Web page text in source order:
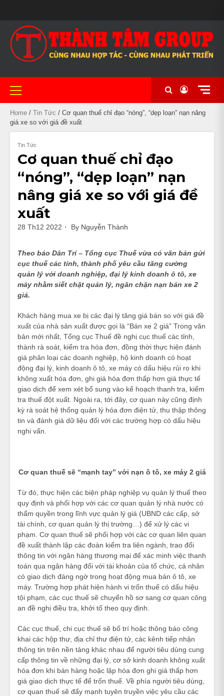
content
HÀNH
ĐỒSÁCH
BẢO
MẬT
XE
MÁY
CHẤT
(KHÔNG
ĐỀ)
ĐA
DẠNG
DÒNG
XE
NHẬP
KHẨU
CHẠY
LƯỚT
CÔN
TAY
THỂ
THAO
NỮ
ĐẸP
KHỐI
LỚN
KHÁCH
SẠN
UY
TÍN
TẠI
Primary
Menu
Home / Tin Tức / Cơ quan thuế chỉ đạo “nóng”, “dẹp loạn” nạn nâng
giá xe so với giá đề xuất
Tin Tức
Cơ quan thuế chỉ đạo
“nóng”, “dẹp loạn” nạn
nâng giá xe so với giá đề
xuất
28 Th12 2022 By Nguyễn Thành
Theo báo Dân Trí – Tổng cục Thuế vừa có văn bản gửi
cục thuế các tỉnh, thành phố yêu cầu tăng cường
quản lý với doanh nghiệp, đại lý kinh doanh ô tô, xe
máy nhằm siết chặt quản lý, ngăn chặn nạn bán xe 2
giá.
Khách hàng mua xe bị các đại lý tăng giá bán so với giá đề
xuất của nhà sản xuất được gọi là “Bán xe 2 giá” Trong văn
bản mới nhất, Tổng cục Thuế đề nghị cục thuế các tỉnh,
thành rà soát, kiểm tra hóa đơn, đồng thời thực hiện đánh
giá phân loại các doanh nghiệp, hộ kinh doanh có hoạt
động đại lý, kinh doanh ô tô, xe máy có dấu hiệu rủi ro khi
không xuất hóa đơn, ghi giá hóa đơn thấp hơn giá thực tế
giao dịch để xem xét bổ sung vào kế hoạch thanh tra, kiểm
tra thuế đột xuất. Ngoài ra, tới đây, cơ quan này cũng định
kỳ rà soát hệ thống quản lý hóa đơn điện tử, thu thập thông
tin và đánh giá dữ liệu đối với các trường hợp có dấu hiệu
nghi vấn.
Cơ quan thuế sẽ “mạnh tay” với nạn ô tô, xe máy 2 giá
Từ đó, thực hiện các biện pháp nghiệp vụ quản lý thuế theo
quy định và phối hợp với các cơ quan quản lý nhà nước có
thẩm quyền trong lĩnh vực quản lý giá (UBND các cấp, sở
tài chính, cơ quan quản lý thị trường…) để xử lý các vi
phạm. Cơ quan thuế sẽ phối hợp với các cơ quan liên quan
đề xuất thành lập các đoàn kiểm tra liên ngành, trao đổi
thông tin với ngân hàng thương mại để xác minh việc thanh
toán qua ngân hàng đối với tài khoản của tổ chức, cá nhân
có giao dịch đáng ngờ trong hoạt động mua bán ô tô, xe
máy. Trường hợp phát hiện hành vi trốn thuế có dấu hiệu
tội phạm, các cục thuế sẽ chuyển hồ sơ sang cơ quan công
an đề nghị điều tra, khởi tố theo quy định.
Các cục thuế, chi cục thuế sẽ bố trí hoặc thông báo công
khai các hộp thư, địa chỉ thư điện tử, các kênh tiếp nhận
thông tin trên nền tảng khác nhau để người tiêu dùng cung
cấp thông tin về những đại lý, cơ sở kinh doanh không xuất
hóa đơn khi bán hàng hoặc lập hóa đơn ghi giá thấp hơn
giá giao dịch thực tế để trốn thuế. Về phía người tiêu dùng,
cơ quan thuế sẽ đẩy mạnh tuyên truyền việc yêu cầu các